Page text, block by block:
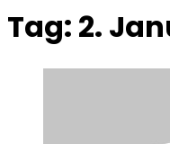
Tag: 2.